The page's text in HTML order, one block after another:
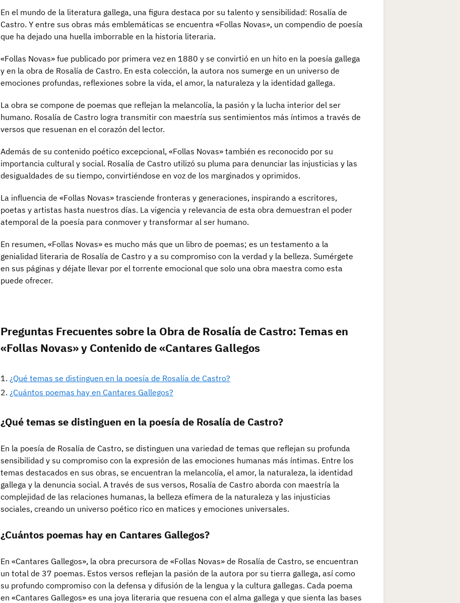
En el mundo de la literatura gallega, una figura destaca por su talento y sensibilidad: Rosalía de
Castro. Y entre sus obras más emblemáticas se encuentra «Follas Novas», un compendio de poesía
que ha dejado una huella imborrable en la historia literaria.
«Follas Novas» fue publicado por primera vez en 1880 y se convirtió en un hito en la poesía gallega
y en la obra de Rosalía de Castro. En esta colección, la autora nos sumerge en un universo de
emociones profundas, reflexiones sobre la vida, el amor, la naturaleza y la identidad gallega.
La obra se compone de poemas que reflejan la melancolía, la pasión y la lucha interior del ser
humano. Rosalía de Castro logra transmitir con maestría sus sentimientos más íntimos a través de
versos que resuenan en el corazón del lector.
Además de su contenido poético excepcional, «Follas Novas» también es reconocido por su
importancia cultural y social. Rosalía de Castro utilizó su pluma para denunciar las injusticias y las
desigualdades de su tiempo, convirtiéndose en voz de los marginados y oprimidos.
La influencia de «Follas Novas» trasciende fronteras y generaciones, inspirando a escritores,
poetas y artistas hasta nuestros días. La vigencia y relevancia de esta obra demuestran el poder
atemporal de la poesía para conmover y transformar al ser humano.
En resumen, «Follas Novas» es mucho más que un libro de poemas; es un testamento a la
genialidad literaria de Rosalía de Castro y a su compromiso con la verdad y la belleza. Sumérgete
en sus páginas y déjate llevar por el torrente emocional que solo una obra maestra como esta
puede ofrecer.
Preguntas Frecuentes sobre la Obra de Rosalía de Castro: Temas en
«Follas Novas» y Contenido de «Cantares Gallegos
¿Qué temas se distinguen en la poesía de Rosalía de Castro?
¿Cuántos poemas hay en Cantares Gallegos?
¿Qué temas se distinguen en la poesía de Rosalía de Castro?
En la poesía de Rosalía de Castro, se distinguen una variedad de temas que reflejan su profunda
sensibilidad y su compromiso con la expresión de las emociones humanas más íntimas. Entre los
temas destacados en sus obras, se encuentran la melancolía, el amor, la naturaleza, la identidad
gallega y la denuncia social. A través de sus versos, Rosalía de Castro aborda con maestría la
complejidad de las relaciones humanas, la belleza efímera de la naturaleza y las injusticias
sociales, creando un universo poético rico en matices y emociones universales.
¿Cuántos poemas hay en Cantares Gallegos?
En «Cantares Gallegos», la obra precursora de «Follas Novas» de Rosalía de Castro, se encuentran
un total de 37 poemas. Estos versos reflejan la pasión de la autora por su tierra gallega, así como
su profundo compromiso con la defensa y difusión de la lengua y la cultura gallegas. Cada poema
en «Cantares Gallegos» es una joya literaria que resuena con el alma gallega y que sienta las bases